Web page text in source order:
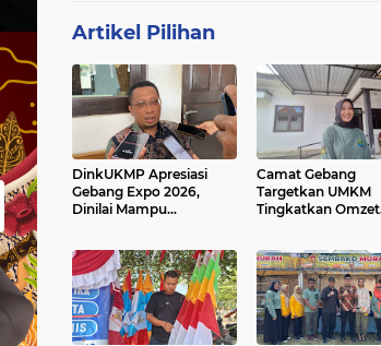
Artikel Pilihan
DinkUKMP Apresiasi
Gebang Expo 2026,
Dinilai Mampu
Lokal
Camat Gebang
Targetkan UMKM
Tingkatkan Omzet